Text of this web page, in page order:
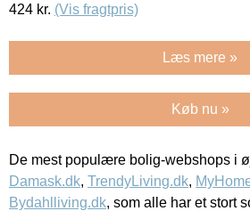
424 kr. (Vis fragtpris)
Læs mere »
Køb nu »
De mest populære bolig-webshops i
Damask.dk, TrendyLiving.dk,
Bydahlliving.dk, som alle har et stort